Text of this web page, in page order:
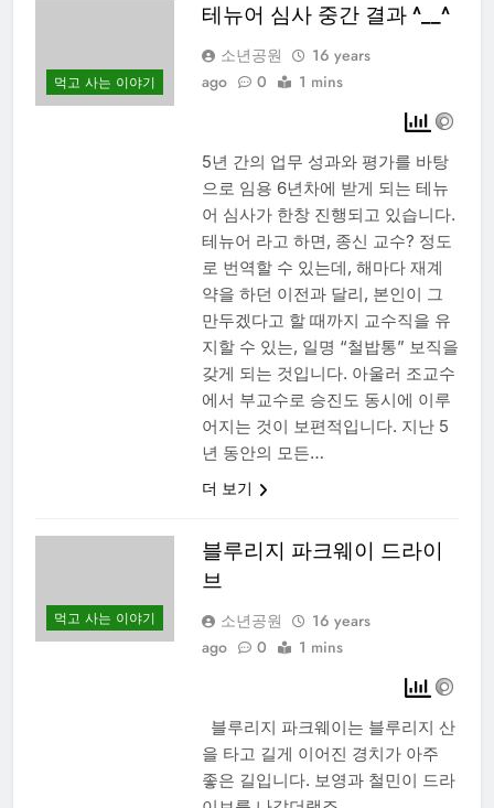
먹고 사는 이야기
테뉴어 심사 중간 결과 ^__^
소년공원
16 years
ago
0 1 mins
5년 간의 업무 성과와 평가를 바탕
으로 임용 6년차에 받게 되는 테뉴
어 심사가 한창 진행되고 있습니다.
테뉴어 라고 하면, 종신 교수? 정도
로 번역할 수 있는데, 해마다 재계
약을 하던 이전과 달리, 본인이 그
만두겠다고 할 때까지 교수직을 유
지할 수 있는, 일명 “철밥통” 보직을
갖게 되는 것입니다. 아울러 조교수
에서 부교수로 승진도 동시에 이루
어지는 것이 보편적입니다. 지난 5
년 동안의 모든…
더 보기
먹고 사는 이야기
블루리지 파크웨이 드라이
브
소년공원
16 years
ago
0 1 mins
블루리지 파크웨이는 블루리지 산
을 타고 길게 이어진 경치가 아주
좋은 길입니다. 보영과 철민이 드라